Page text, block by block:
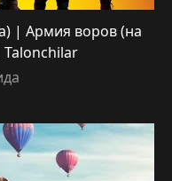
| Армия воров (на
Talonchilar